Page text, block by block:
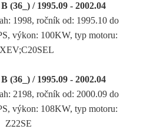
(36_) / 1995.09 - 2002.04
1998, ročník od: 1995.10 do
výkon: 100KW, typ motoru:
(36_) / 1995.09 - 2002.04
2198, ročník od: 2000.09 do
výkon: 108KW, typ motoru:
Z22SE